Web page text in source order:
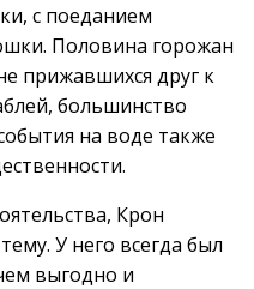
с поеданием
Половина горожан
прижавшихся друг к
большинство
на воде также
Крон
У него всегда был
выгодно и